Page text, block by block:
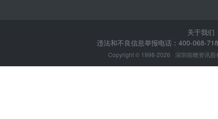
关于我们
违法和不良信息举报电话：400-068-
Copyright © 1998-2026 深圳前瞻资讯股